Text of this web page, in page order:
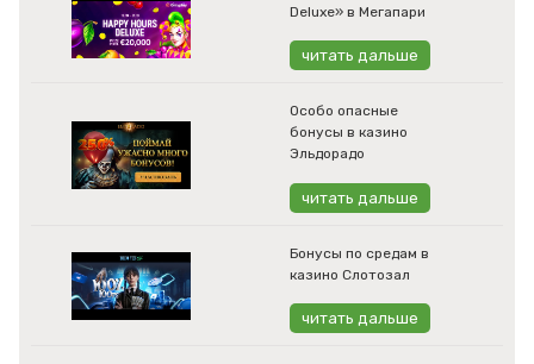
Deluxe» в Мегапари
читать дальше
Особо опасные
бонусы в казино
Эльдорадо
читать дальше
Бонусы по средам в
казино Слотозал
читать дальше